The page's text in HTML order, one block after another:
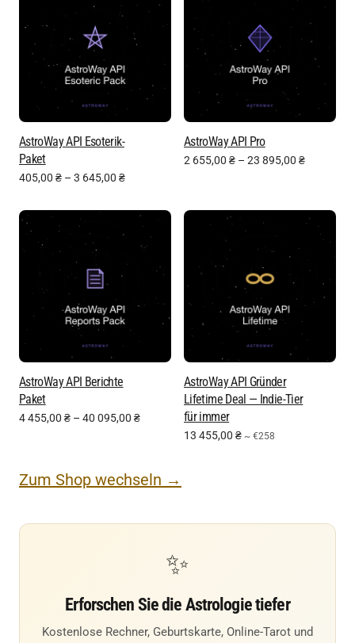
AstroWay API Esoterik-
Paket
405,00 ₴ – 3 645,00 ₴
AstroWay API Pro
2 655,00 ₴ – 23 895,00 ₴
AstroWay API Berichte
Paket
4 455,00 ₴ – 40 095,00 ₴
AstroWay API Gründer
Lifetime Deal — Indie-Tier
für immer
13 455,00 ₴ ~ €258
Zum Shop wechseln →
✨
Erforschen Sie die Astrologie tiefer
Kostenlose Rechner, Geburtskarte, Online-Tarot und